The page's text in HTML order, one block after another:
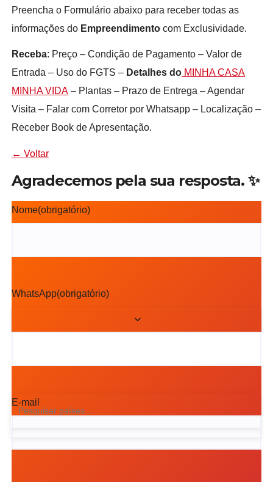
Preencha o Formulário abaixo para receber todas as
informações do Empreendimentocom Exclusividade.
Receba: Preço – Condição de Pagamento – Valor de
Entrada – Uso do FGTS – Detalhes do MINHA CASA
MINHA VIDA – Plantas – Prazo de Entrega – Agendar
Visita – Falar com Corretor por Whatsapp – Localização –
Receber Book de Apresentação.
← Voltar
Agradecemos pela sua resposta. ✨
Nome(obrigatório)
WhatsApp(obrigatório)
E-mail